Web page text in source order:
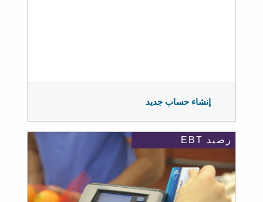
إنشاء حساب جديد
رصيد EBT